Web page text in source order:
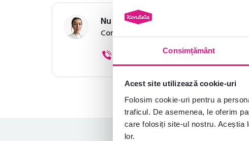
Consimțământ
Acest site utilizează cookie-uri
Folosim cookie-uri pentru a
traficul. De asemenea, le oferim
care folosiți site-ul nostru. Aceștia
lor.
Nu ați găsit informațiile dorite?
Contactați-ne și vă vom ajuta cu plăcere
0040 359 228 037